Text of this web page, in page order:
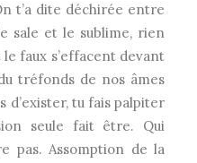
t’a dite déchirée entre
sale et le sublime, rien
faux s’effacent devant
tréfonds de nos âmes
d’exister, tu fais palpiter
seule fait être. Qui
pas. Assomption de la